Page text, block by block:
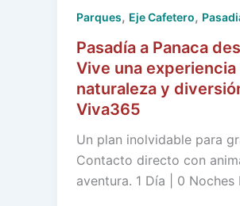
Parques, Eje Cafetero,
Pasadía a Panaca
Vive una
naturaleza y
Viva365
Un plan inolvidable para
Contacto directo con
aventura. 1 Día | 0